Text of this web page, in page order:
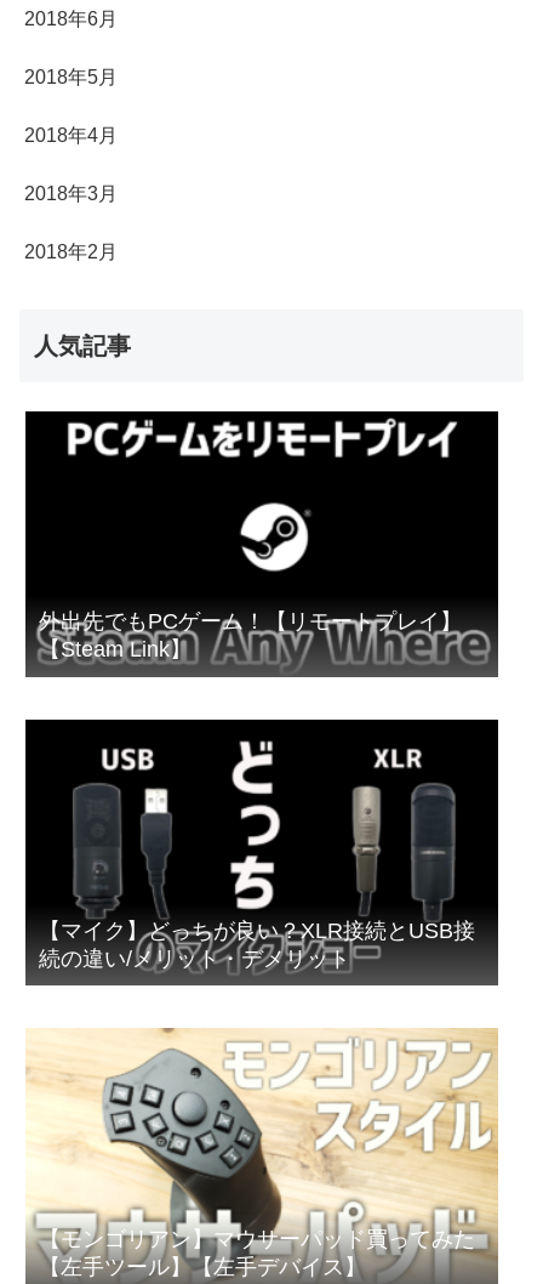
2018年6月
2018年5月
2018年4月
2018年3月
2018年2月
人気記事
外出先でもPCゲーム！【リモートプレイ】
【Steam Link】
【マイク】どっちが良い？XLR接続とUSB接
続の違い/メリット・デメリット
【モンゴリアン】マウサーパッド買ってみた
【左手ツール】【左手デバイス】